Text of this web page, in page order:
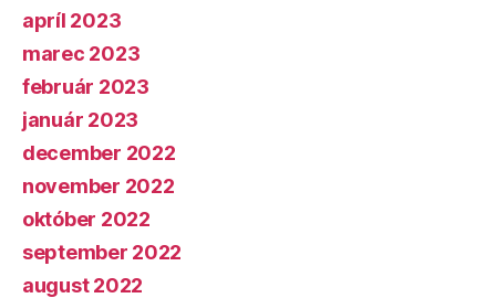
apríl 2023
marec 2023
február 2023
január 2023
december 2022
november 2022
október 2022
september 2022
august 2022